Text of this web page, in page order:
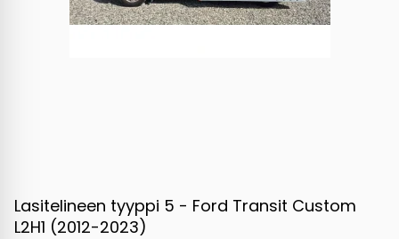
Lasitelineen tyyppi 5 - Ford Transit Custom
L2H1 (2012-2023)